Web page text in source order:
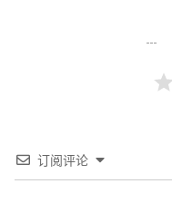
订阅评论